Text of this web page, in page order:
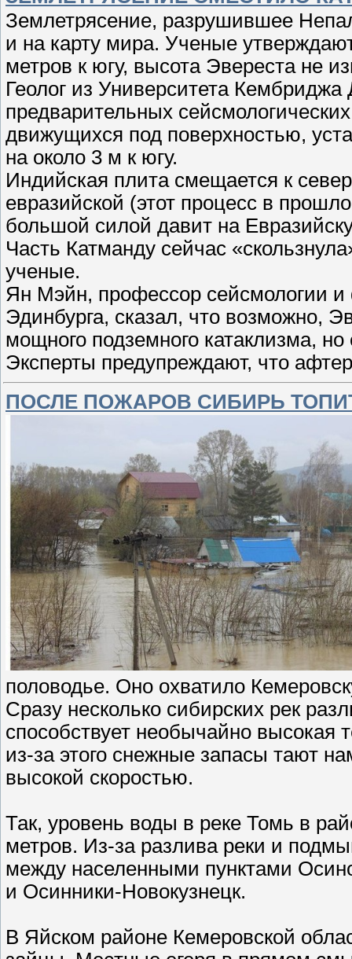
Землетрясение, разрушившее
и на карту мира. Ученые
метров к югу, высота Эвереста не
Геолог из Университета
предварительных
движущихся под поверхностью,
на около 3 м к югу.
Индийская плита смещается к
евразийской (этот процесс в
большой силой давит на
Часть Катманду сейчас
ученые.
Ян Мэйн, профессор сейсмологии и
Эдинбурга, сказал, что возможно,
мощного подземного катаклизма,
Эксперты предупреждают, что
ПОСЛЕ ПОЖАРОВ СИБИРЬ
половодье. Оно охватило
Сразу несколько сибирских рек
способствует необычайно высокая
из-за этого снежные запасы тают
высокой скоростью.
Так, уровень воды в реке Томь в
метров. Из-за разлива реки и
между населенными пунктами
и Осинники-Новокузнецк.
В Яйском районе Кемеровской